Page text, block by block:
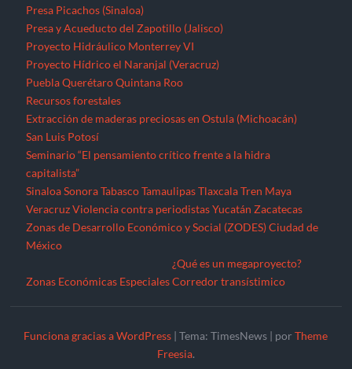
Presa Picachos (Sinaloa)
Presa y Acueducto del Zapotillo (Jalisco)
Proyecto Hidráulico Monterrey VI
Proyecto Hídrico el Naranjal (Veracruz)
Puebla Querétaro Quintana Roo
Recursos forestales
Extracción de maderas preciosas en Ostula (Michoacán)
San Luis Potosí
Seminario “El pensamiento crítico frente a la hidra
capitalista”
Sinaloa Sonora Tabasco Tamaulipas Tlaxcala Tren Maya
Veracruz Violencia contra periodistas Yucatán Zacatecas
Zonas de Desarrollo Económico y Social (ZODES) Ciudad de
México
Zonas Económicas Especiales
¿Qué es un megaproyecto?
Corredor transístimico
Funciona gracias a WordPress |Tema: TimesNews | porTheme
Freesia.